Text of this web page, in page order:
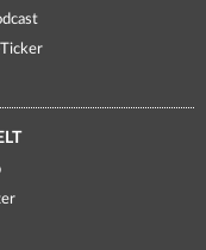
Ticker